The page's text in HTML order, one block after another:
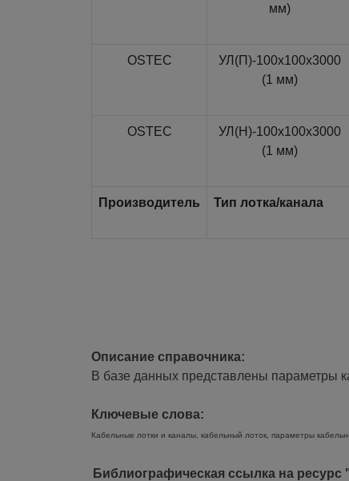
мм)
OSTEC
УЛ(П)-100x100x3000
(1 мм)
OSTEC
УЛ(Н)-100x100x3000
(1 мм)
Производитель Тип лотка/канала
Описание справочника:
В базе данных представлены параметры
Ключевые слова:
Кабельные лотки и каналы, кабельный лоток, параметры
Библиографическая ссылка на